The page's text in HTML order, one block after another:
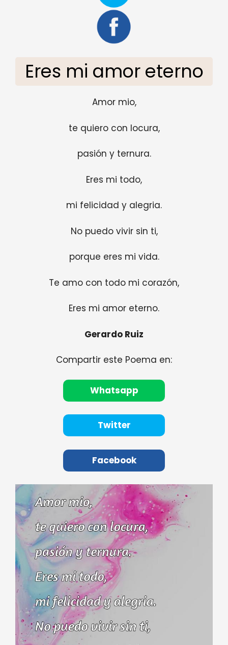
Eres mi amor eterno
Amor mio,
te quiero con locura,
pasión y ternura.
Eres mi todo,
mi felicidad y alegria.
No puedo vivir sin ti,
porque eres mi vida.
Te amo con todo mi corazón,
Eres mi amor eterno.
Gerardo Ruiz
Compartir este Poema en:
Whatsapp
Twitter
Facebook